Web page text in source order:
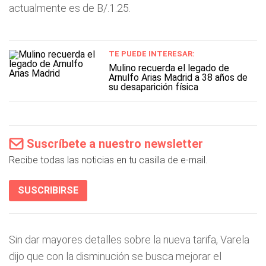
actualmente es de B/.1.25.
TE PUEDE INTERESAR:
Mulino recuerda el legado de
Arnulfo Arias Madrid a 38 años de
su desaparición física
Suscríbete a nuestro newsletter
Recibe todas las noticias en tu casilla de e-mail.
SUSCRIBIRSE
Sin dar mayores detalles sobre la nueva tarifa, Varela
dijo que con la disminución se busca mejorar el